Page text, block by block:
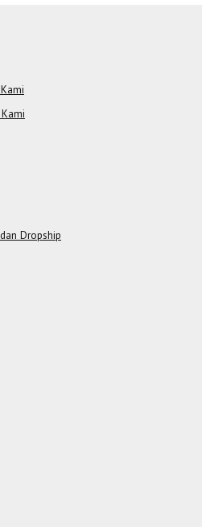
Dropship